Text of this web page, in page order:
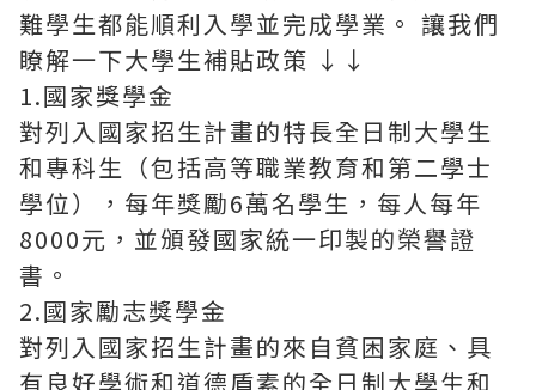
難學生都能順利入學並完成學業。 讓我們
瞭解一下大學生補貼政策 ↓↓
1.國家獎學金
對列入國家招生計畫的特長全日制大學生
和專科生（包括高等職業教育和第二學士
學位），每年獎勵6萬名學生，每人每年
8000元，並頒發國家統一印製的榮譽證
書。
2.國家勵志獎學金
對列入國家招生計畫的來自貧困家庭、具
有良好學術和道德貭素的全日制大學生和